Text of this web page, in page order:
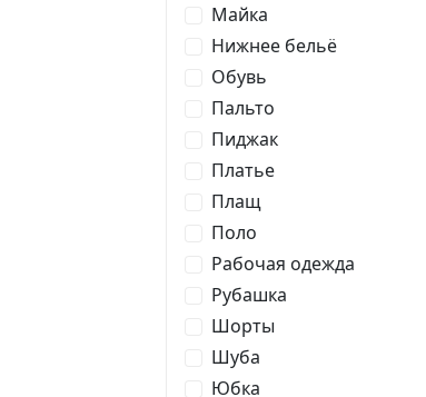
Майка
Нижнее бельё
Обувь
Пальто
Пиджак
Платье
Плащ
Поло
Рабочая одежда
Рубашка
Шорты
Шуба
Юбка